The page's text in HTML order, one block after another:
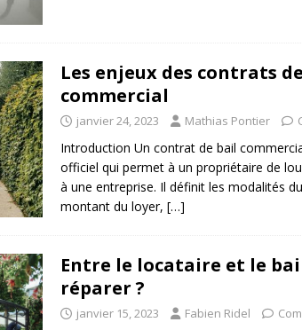
Les enjeux des contrats
commercial
janvier 24, 2023 Mathias Pontier
Introduction Un contrat de bail
officiel qui permet à un propriétaire de
à une entreprise. Il définit les modalités
montant du loyer, […]
Entre le locataire et le
réparer ?
janvier 15, 2023 Fabien Ridel